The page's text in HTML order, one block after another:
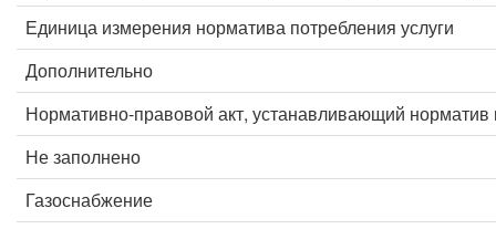
Единица измерения норматива потребления услуги
Дополнительно
Нормативно-правовой акт, устанавливающий норматив
Не заполнено
Газоснабжение